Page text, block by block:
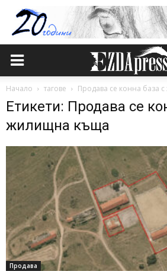
Начало тагове Продава се конна база
Етикети: Продава се
жилищна къща
Продава